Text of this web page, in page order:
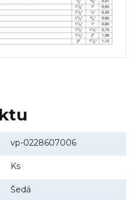
vp-0228607006
Ks
Šedá